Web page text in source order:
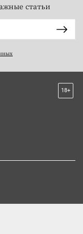
статьи
18+